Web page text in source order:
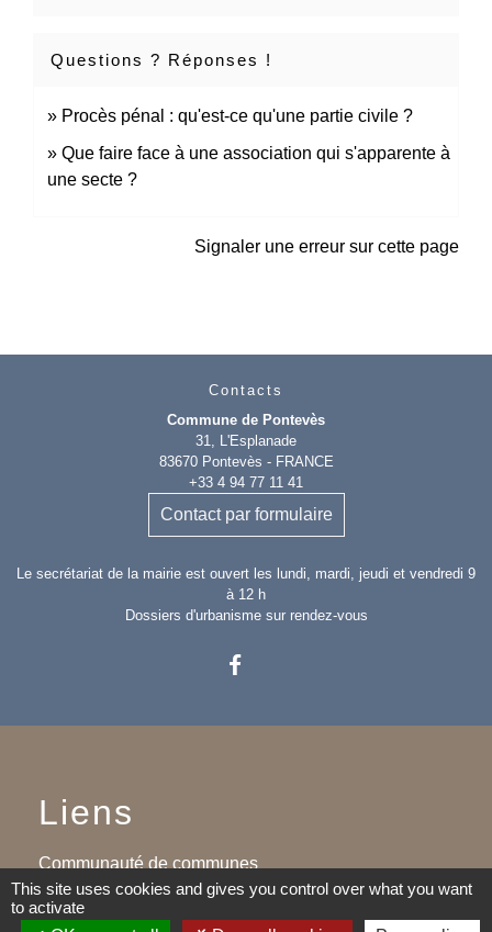
Questions ? Réponses !
Procès pénal : qu'est-ce qu'une partie civile ?
Que faire face à une association qui s'apparente à
une secte ?
Signaler une erreur sur cette page
Contacts
Commune de Pontevès
31, L'Esplanade
83670 Pontevès - FRANCE
+33 4 94 77 11 41
Contact par formulaire
Le secrétariat de la mairie est ouvert les lundi, mardi, jeudi et vendredi 9
à 12 h
Dossiers d'urbanisme sur rendez-vous
Liens
Communauté de communes
Provence verdon
This site uses cookies and gives you control over what you want
to activate